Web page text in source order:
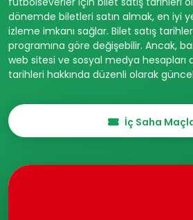
dönemde biletleri satın almak, en iyi
izleme imkanı sağlar. Bilet satış
programına göre değişebilir. Ancak,
web sitesi ve sosyal medya hesapları
tarihleri hakkında düzenli olarak
İç Saha